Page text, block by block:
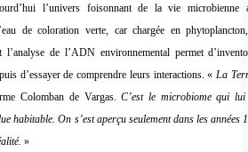
l’univers foisonnant de la vie microbienne
de coloration verte, car chargée en
l’analyse de l’ADN environnemental permet
d’essayer de comprendre leurs interactions. «La
Colomban de Vargas.C’est le microbiome qui
habitable. On s’est aperçu seulement dans les années
»